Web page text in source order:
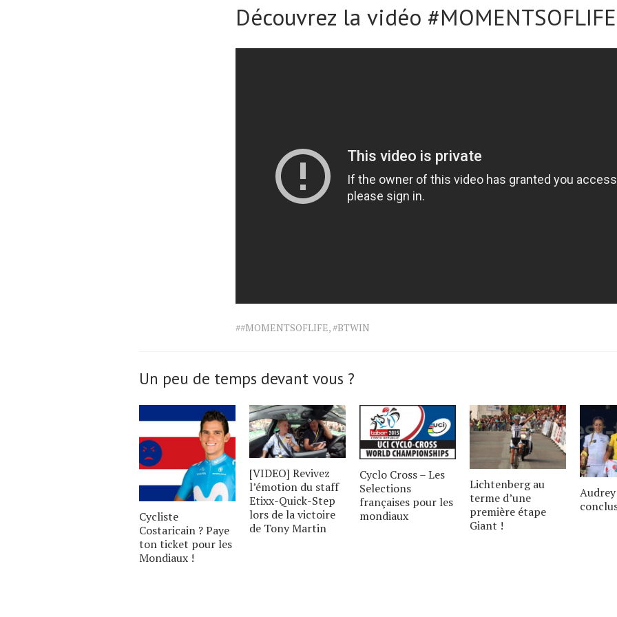
Découvrez la vidéo
Tags
##MOMENTSOFLIFE,#BTWIN
Un peu de temps devant vous ?
Cycliste
Costaricain ? Paye
ton ticket pour les
Mondiaux !
[VIDEO] Revivez
l’émotion du staff
Etixx-Quick-Step
lors de la victoire
de Tony Martin
Cyclo Cross – Les
Selections
françaises pour les
mondiaux
Lichtenberg au
terme d’une
première étape
Giant !